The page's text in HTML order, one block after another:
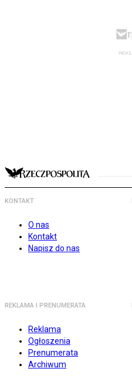
KONTAKT
O nas
Kontakt
Napisz do nas
REKLAMA I PRENUMERATA
Reklama
Ogłoszenia
Prenumerata
Archiwum